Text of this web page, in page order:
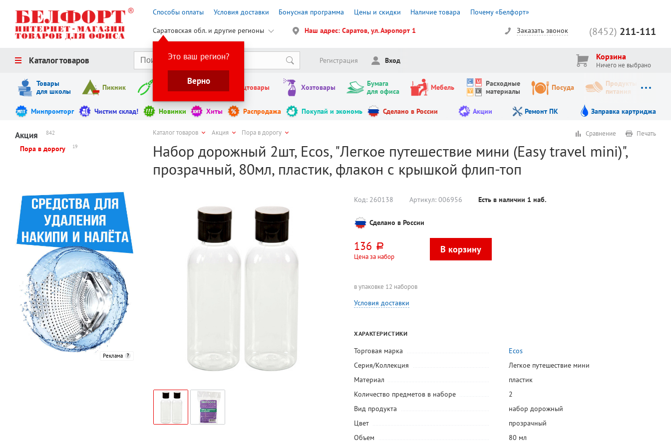
Способы оплаты Условия доставки Бонусная программа Цены и скидки Наличие товара Почему «Белфорт»
Саратовская обл. и другие регионы
Это ваш регион?
Верно
Наш адрес: Саратов, ул. Аэропорт 1 (8452) 211-111
Заказать звонок
Каталог товаров Регистрация Вход Корзина
Ничего не выбрано
Товары
для школы
Пикник Инструменты Канцтовары Хозтовары
Бумага
для офиса
Мебель
Расходные
материалы
Посуда
Продукты
питания
Минпромторг Чистим склад! Новинки Хиты Распродажа Покупай и экономь Сделано в России Акции Ремонт ПК Заправка картриджа
Акция 842
Пора в дорогу 19
Реклама
Каталог товаров Акция Пора в дорогу
Набор дорожный 2шт, Ecos, "Легкое путешествие мини (Easy travel mini)",
прозрачный, 80мл, пластик, флакон с крышкой флип-топ
Сравнение Печать
Код: 260138 Артикул:006956 Есть в наличии 1 наб.
Сделано в России
136 руб.
Цена за набор
в упаковке 12 наборов
Условия доставки
ХАРАКТЕРИСТИКИ
Торговая марка
Ecos
Серия/Коллекция
Легкое путешествие мини
Материал
пластик
Количество предметов в наборе
2
Вид продукта
набор дорожный
Цвет
прозрачный
Объем
80 мл